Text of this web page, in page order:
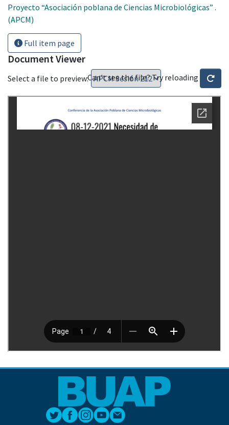
Proyecto “Asociación poblana de Ciencias Microbiológicas” .
(APCM)
Full item page
Document Viewer
Select a file to preview:Can't see the file? Try reloading